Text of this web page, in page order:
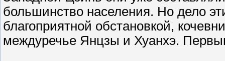
большинство населения. Но дело
благоприятной обстановкой,
междуречье Янцзы и Хуанхэ.